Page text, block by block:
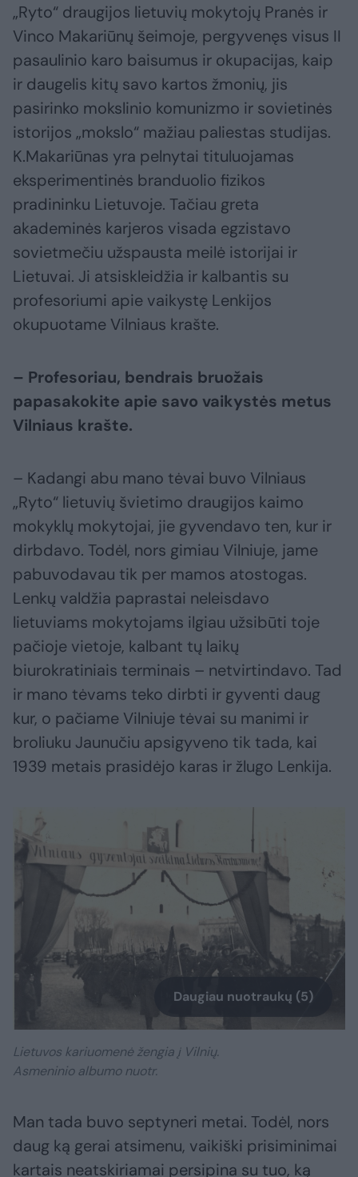
„Ryto“ draugijos lietuvių mokytojų Pranės ir
Vinco Makariūnų šeimoje, pergyvenęs visus II
pasaulinio karo baisumus ir okupacijas, kaip
ir daugelis kitų savo kartos žmonių, jis
pasirinko mokslinio komunizmo ir sovietinės
istorijos „mokslo“ mažiau paliestas studijas.
K.Makariūnas yra pelnytai tituluojamas
eksperimentinės branduolio fizikos
pradininku Lietuvoje. Tačiau greta
akademinės karjeros visada egzistavo
sovietmečiu užspausta meilė istorijai ir
Lietuvai. Ji atsiskleidžia ir kalbantis su
profesoriumi apie vaikystę Lenkijos
okupuotame Vilniaus krašte.
– Profesoriau, bendrais bruožais
papasakokite apie savo vaikystės metus
Vilniaus krašte.
– Kadangi abu mano tėvai buvo Vilniaus
„Ryto“ lietuvių švietimo draugijos kaimo
mokyklų mokytojai, jie gyvendavo ten, kur ir
dirbdavo. Todėl, nors gimiau Vilniuje, jame
pabuvodavau tik per mamos atostogas.
Lenkų valdžia paprastai neleisdavo
lietuviams mokytojams ilgiau užsibūti toje
pačioje vietoje, kalbant tų laikų
biurokratiniais terminais – netvirtindavo. Tad
ir mano tėvams teko dirbti ir gyventi daug
kur, o pačiame Vilniuje tėvai su manimi ir
broliuku Jaunučiu apsigyveno tik tada, kai
1939 metais prasidėjo karas ir žlugo Lenkija.
Daugiau nuotraukų (5)
Lietuvos kariuomenė žengia į Vilnių.
Asmeninio albumo nuotr.
Man tada buvo septyneri metai. Todėl, nors
daug ką gerai atsimenu, vaikiški prisiminimai
kartais neatskiriamai persipina su tuo, ką